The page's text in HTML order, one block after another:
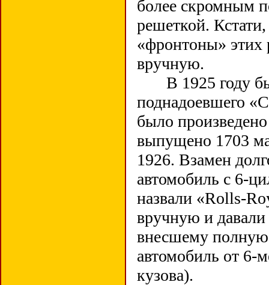
более скромным
решеткой.
«фронтоны» этих
вручную.
В 1925 году
поднадоевшего
было
выпущено 1703
1926. Взамен
автомобиль с 6-
назвали «Rolls-
вручную и давали
внесшему полную
автомобиль от 6-
кузова).